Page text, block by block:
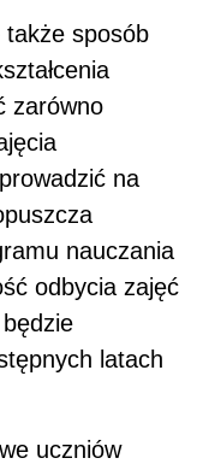
także sposób
zarówno
na
nauczania
odbycia zajęć
latach
uczniów